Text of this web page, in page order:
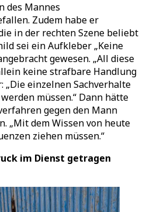
des Mannes
Zudem habe er
in der rechten Szene beliebt
sei ein Aufkleber „Keine
gewesen. „All diese
keine strafbare Handlung
„Die einzelnen Sachverhalte
müssen.“ Dann hätte
gegen den Mann
„Mit dem Wissen von heute
ziehen müssen.“
im Dienst getragen